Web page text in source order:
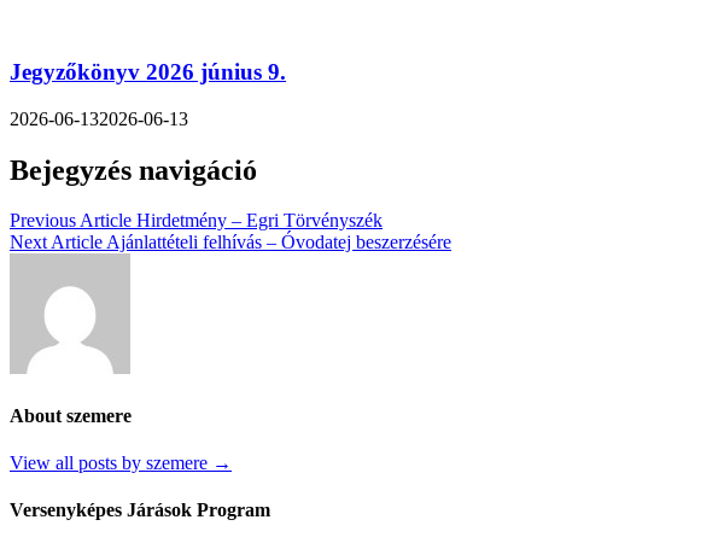
Jegyzőkönyv 2026 június 9.
2026-06-132026-06-13
Bejegyzés navigáció
Previous Article Hirdetmény – Egri Törvényszék
Next ArticleAjánlattételi felhívás – Óvodatej beszerzésére
About szemere
View all posts by szemere →
Versenyképes Járások Program